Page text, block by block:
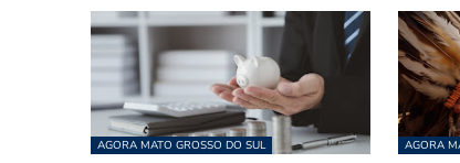
AGORA MATO GROSSO DO SUL AGORA